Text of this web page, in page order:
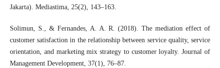
Jakarta). Mediastima, 25(2), 143–163.
Solimun, S., & Fernandes, A. A. R. (2018). The mediation effect of
customer satisfaction in the relationship between service quality, service
orientation, and marketing mix strategy to customer loyalty. Journal of
Management Development, 37(1), 76–87.